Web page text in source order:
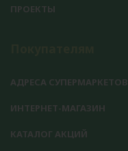
ПРОЕКТЫ
АДРЕСА СУПЕРМАРКЕТОВ
ИНТЕРНЕТ-МАГАЗИН
КАТАЛОГ АКЦИЙ